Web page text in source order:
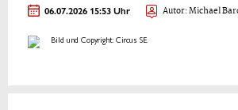
06.07.2026 15:53 Uhr Autor:Michael
Bild und Copyright: Circus SE.